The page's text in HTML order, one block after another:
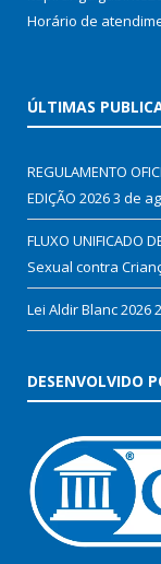
Horário de
ÚLTIMAS
REGULAMENTO
EDIÇÃO 20263 de
FLUXO UNIFICADO
Sexual contra
Lei Aldir Blanc 2026
DESENVOLVIDO